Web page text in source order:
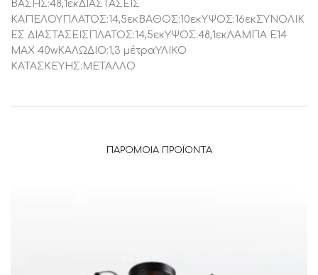
ΒΑΣΗΣ:48,1εκΔΙΑΣΤΑΣΕΙΣ
ΚΑΠΕΛΟΥΠΛΑΤΟΣ:14,5εκΒΑΘΟΣ:10εκΥΨΟΣ:16εκΣΥΝΟΛΙΚ
ΕΣ ΔΙΑΣΤΑΣΕΙΣΠΛΑΤΟΣ:14,5εκΥΨΟΣ:48,1εκΛΑΜΠΑ Ε14
ΜΑΧ 40wΚΑΛΩΔΙΟ:1,3 μέτραΥΛΙΚΟ
ΚΑΤΑΣΚΕΥΗΣ:ΜΕΤΑΛΛΟ
ΠΑΡΌΜΟΙΑ ΠΡΟΪΌΝΤΑ